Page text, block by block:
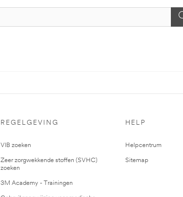
REGELGEVING
VIB zoeken
Zeer zorgwekkende stoffen (SVHC)
zoeken
3M Academy - Trainingen
HELP
Helpcentrum
Sitemap